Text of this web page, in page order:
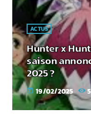
ACTUS
Hunter x
saison
2025 ?
today 19/02/2025